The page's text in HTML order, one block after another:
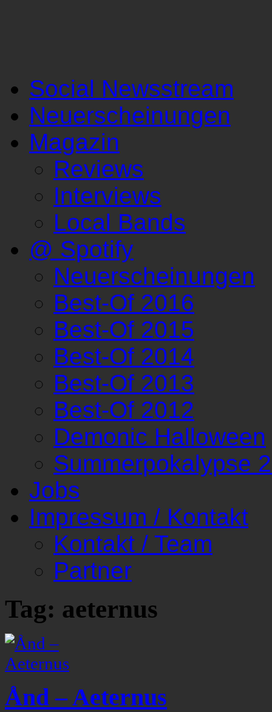
Social Newsstream
Neuerscheinungen
Magazin
Reviews
Interviews
Local Bands
@ Spotify
Neuerscheinungen
Best-Of 2016
Best-Of 2015
Best-Of 2014
Best-Of 2013
Best-Of 2012
Demonic Halloween
Summerpokalypse
Jobs
Impressum / Kontakt
Kontakt / Team
Partner
Tag: aeternus
Ånd – Aeternus